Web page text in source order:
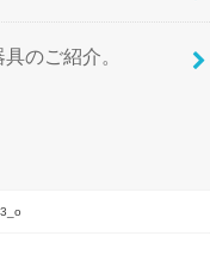
のご紹介。